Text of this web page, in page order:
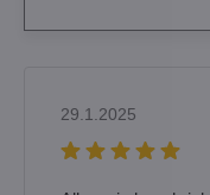
29.1.2025